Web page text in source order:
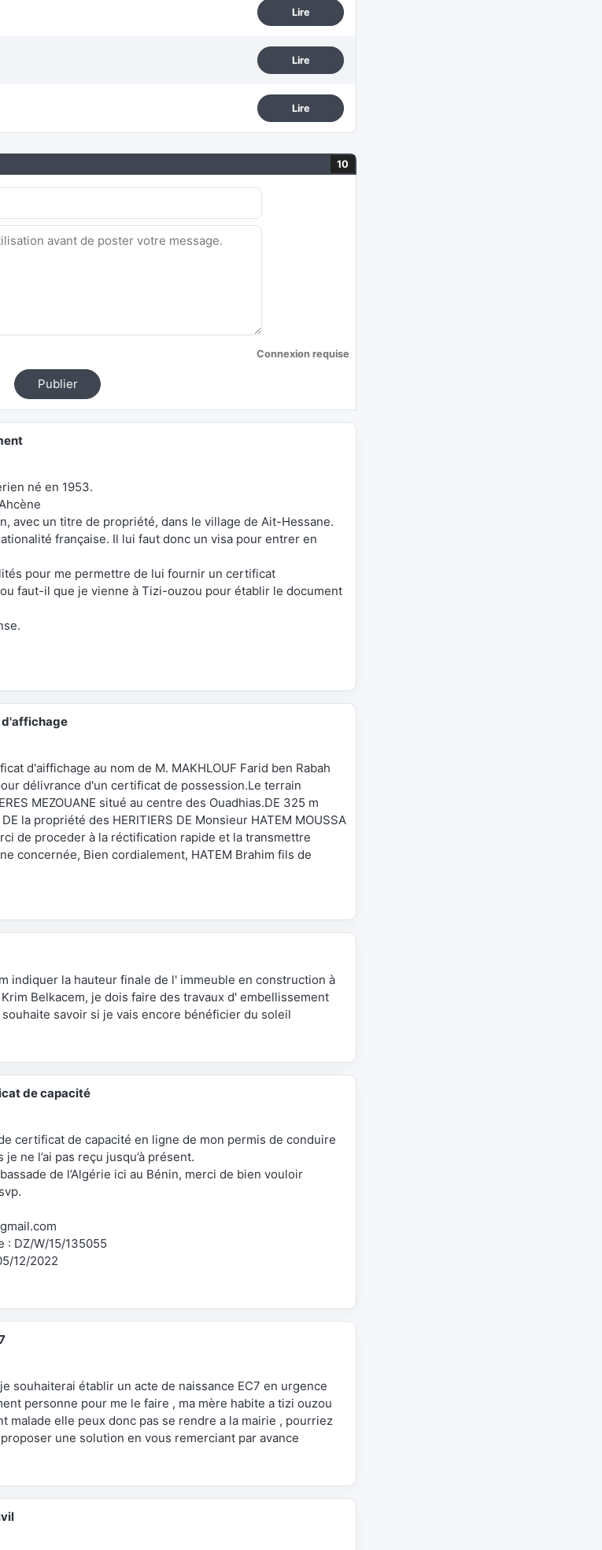
Lire
Lire
Lire
10
Connexion requise
Publier
né en 1953.
avec un titre de propriété, dans le village de Ait-Hessane.
française. Il lui faut donc un visa pour entrer en
pour me permettre de lui fournir un certificat
faut-il que je vienne à Tizi-ouzou pour établir le document
d'affichage
d'aiffichage au nom de M. MAKHLOUF Farid ben Rabah
délivrance d'un certificat de possession.Le terrain
MEZOUANE situé au centre des Ouadhias.DE 325 m
la propriété des HERITIERS DE Monsieur HATEM MOUSSA
de proceder à la réctification rapide et la transmettre
concernée, Bien cordialement, HATEM Brahim fils de
indiquer la hauteur finale de l' immeuble en construction à
Belkacem, je dois faire des travaux d' embellissement
savoir si je vais encore bénéficier du soleil
de capacité
certificat de capacité en ligne de mon permis de conduire
ne l’ai pas reçu jusqu’à présent.
de l’Algérie ici au Bénin, merci de bien vouloir
: DZ/W/15/135055
12/2022
souhaiterai établir un acte de naissance EC7 en urgence
personne pour me le faire , ma mère habite a tizi ouzou
malade elle peux donc pas se rendre a la mairie , pourriez
une solution en vous remerciant par avance